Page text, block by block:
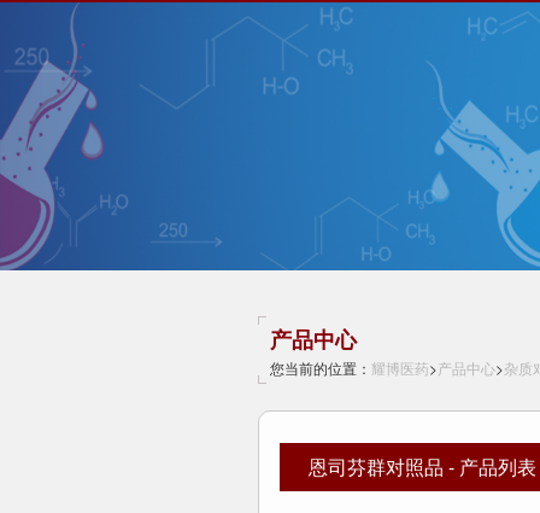
产品中心
您当前的位置： 耀博医药>产品中心>杂质
恩司芬群对照品 - 产品列表